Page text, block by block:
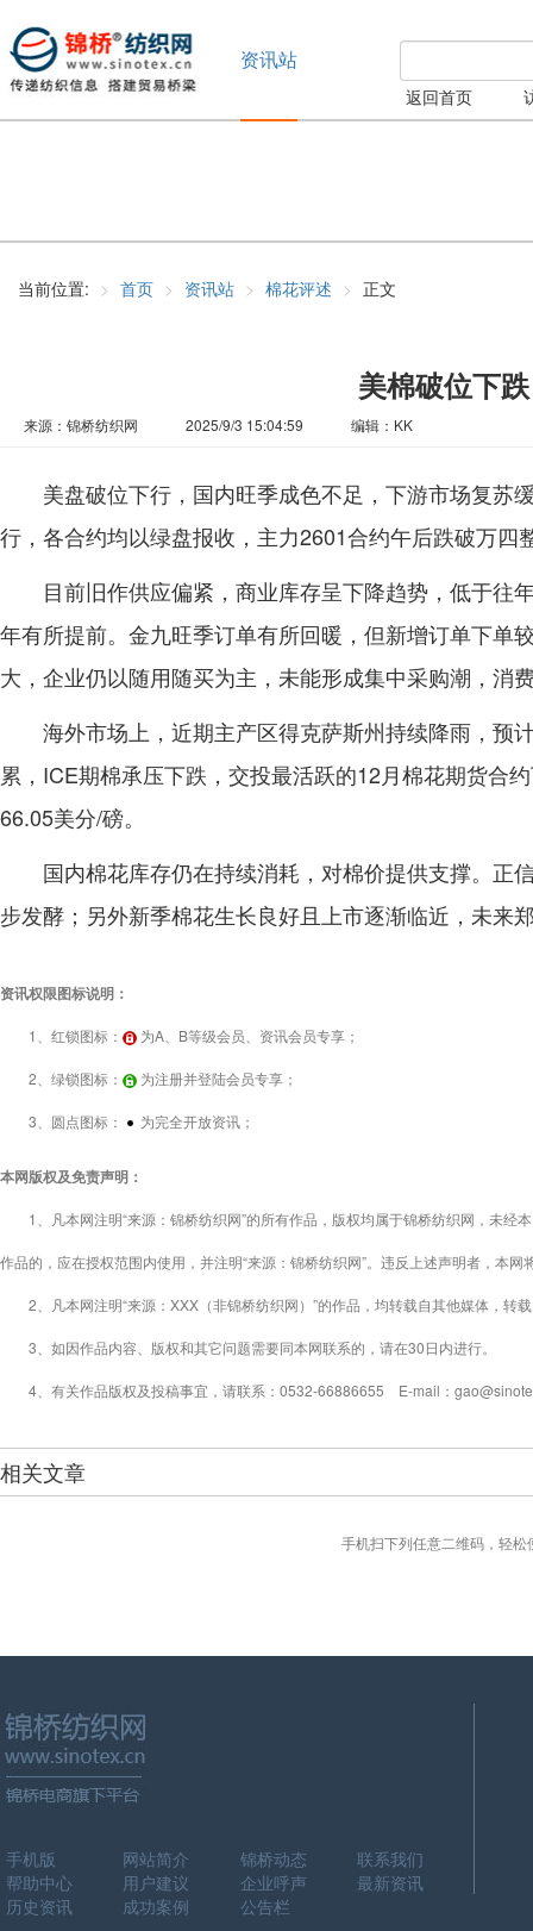
资讯站
返回首页
当前位置: 首页 资讯站 棉花评述 正文
美棉破位下
来源：锦桥纺织网 2025/9/3 15:04:59 编辑：KK
美盘破位下行，国内旺季成色不足，下游市场复苏
行，各合约均以绿盘报收，主力2601合约午后跌破万
目前旧作供应偏紧，商业库存呈下降趋势，低于往
年有所提前。金九旺季订单有所回暖，但新增订单下单
大，企业仍以随用随买为主，未能形成集中采购潮，消
海外市场上，近期主产区得克萨斯州持续降雨，预
累，ICE期棉承压下跌，交投最活跃的12月棉花期货合
66.05美分/磅。
国内棉花库存仍在持续消耗，对棉价提供支撑。正
步发酵；另外新季棉花生长良好且上市逐渐临近，未来
资讯权限图标说明：
1、红锁图标： 为A、B等级会员、资讯会员专享；
2、绿锁图标： 为注册并登陆会员专享；
3、圆点图标： 为完全开放资讯；
本网版权及免责声明：
1、凡本网注明“来源：锦桥纺织网”的所有作品，版权均属于锦桥纺织网，未经
作品的，应在授权范围内使用，并注明“来源：锦桥纺织网”。违反上述声明者，本网
2、凡本网注明“来源：XXX（非锦桥纺织网）”的作品，均转载自其他媒体，转
3、如因作品内容、版权和其它问题需要同本网联系的，请在30日内进行。
4、有关作品版权及投稿事宜，请联系：0532-66886655 E-mail：
相关文章
手机扫下列任意二维码，轻
手机版 网站简介 锦桥动态
联系我们
帮助中心
用户建议 企业呼声
最新资讯
历史资讯
成功案例 公告栏